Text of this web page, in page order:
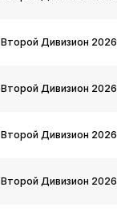
Дивизион 2026
Дивизион 2026
Дивизион 2026
Дивизион 2026